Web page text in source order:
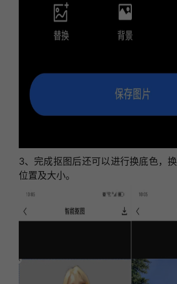
3、完成抠图后还可以进行换底色，
位置及大小。